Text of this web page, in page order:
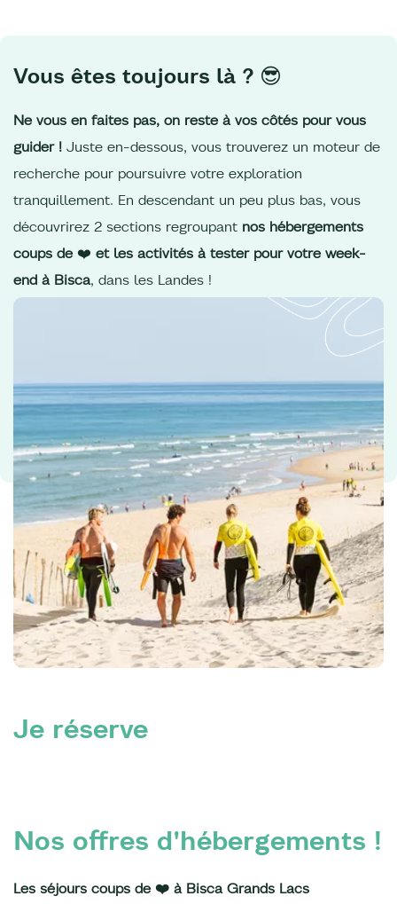
Vous êtes toujours là ? 😎
Ne vous en faites pas, on reste à vos côtés pour vous
guider ! Juste en-dessous, vous trouverez un moteur de
recherche pour poursuivre votre exploration
tranquillement. En descendant un peu plus bas, vous
découvrirez 2 sections regroupant nos hébergements
coups de ❤️ et les activités à tester pour votre week-
end à Bisca, dans les Landes !
Je réserve
Nos offres d'hébergements !
Les séjours coups de ❤️ à Bisca Grands Lacs